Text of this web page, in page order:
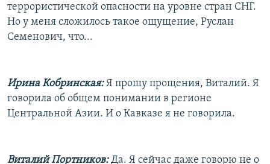
террористической опасности на уровне стран СНГ.
Но у меня сложилось такое ощущение, Руслан
Семенович, что...
Ирина Кобринская:Я прошу прощения, Виталий. Я
говорила об общем понимании в регионе
Центральной Азии. И о Кавказе я не говорила.
Виталий Портников:Да. Я сейчас даже говорю не о